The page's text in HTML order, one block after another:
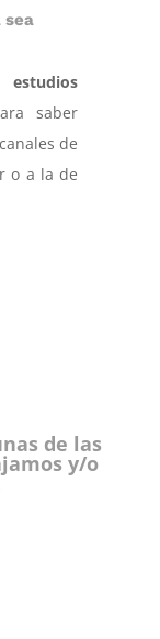
sea
estudios
saber
de
o a la de
de las
y/o